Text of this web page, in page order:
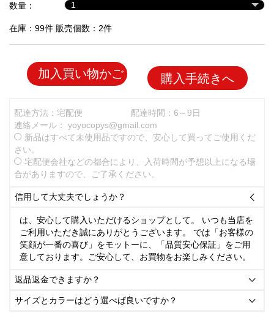
数量：
在庫：99件 販売個数：2件
加入買い物かご 購入手続きへ
配達方法：宅配便
配達時間：6～9日
連絡メール： yoyocopys@gmail.com
新品はすべて未使用品ですので、安心して買ってご使用くだ
さい。
宅配便会社などの都合により、入荷時間が予想以上になる場
合がありますので、ご了承ください。
信用して大丈夫でしょうか？ 
は、安心して購入いただけるショップとして。 いつも当店を
ご利用いただき誠にありがとうございます。 では「お客様の
笑顔が一番の喜び」をモットーに、「品質安心保証」をご用
意しております。ご安心して、お買物をお楽しみください。
返品返金できますか？ 
サイズとカラーはどう選べば良いですか？ 